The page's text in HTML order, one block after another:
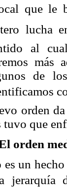
que le
lucha
al
más
de
orden
tuvo que
orden
es un
jerarquía